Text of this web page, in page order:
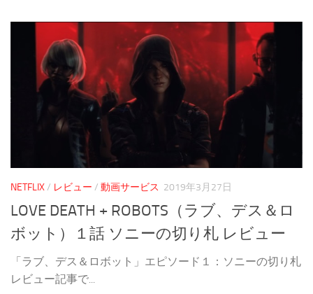
NETFLIX/ レビュー / 動画サービス 2019年3月27日
LOVE DEATH + ROBOTS（ラブ、デス＆ロ
ボット）１話 ソニーの切り札 レビュー
「ラブ、デス＆ロボット」エピソード１：ソニーの切り札
レビュー記事で...